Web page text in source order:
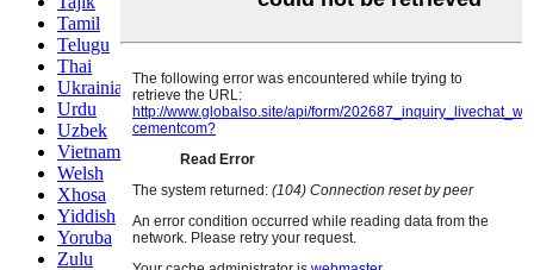
Tamil
Telugu
Thai
Ukrainian
Urdu
Uzbek
Vietnamese
Welsh
Xhosa
Yiddish
Yoruba
Zulu